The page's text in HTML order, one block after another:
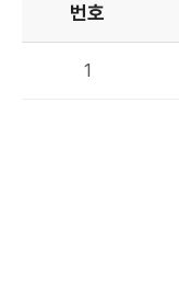
R
번호
1